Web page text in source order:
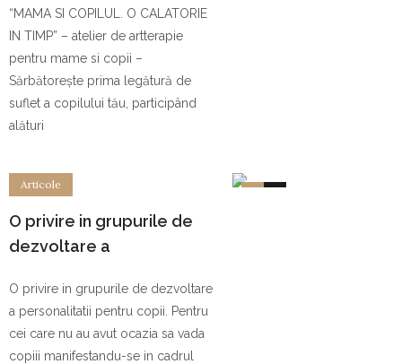
“MAMA SI COPILUL. O CALATORIE
IN TIMP” – atelier de artterapie
pentru mame si copii –
Sărbătorește prima legătură de
suflet a copilului tău, participând
alături
Articole
O privire in grupurile de
dezvoltare a
O privire in grupurile de dezvoltare
a personalitatii pentru copii. Pentru
cei care nu au avut ocazia sa vada
copiii manifestandu-se in cadrul